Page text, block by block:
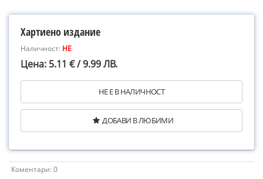
Хартиено издание
Наличност: НЕ
Цена: 5.11 € / 9.99 ЛВ.
НЕ Е В НАЛИЧНОСТ
ДОБАВИ В ЛЮБИМИ
Коментари: 0